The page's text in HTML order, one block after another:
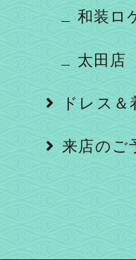
和装ロ
太田店
ドレス＆
来店のご